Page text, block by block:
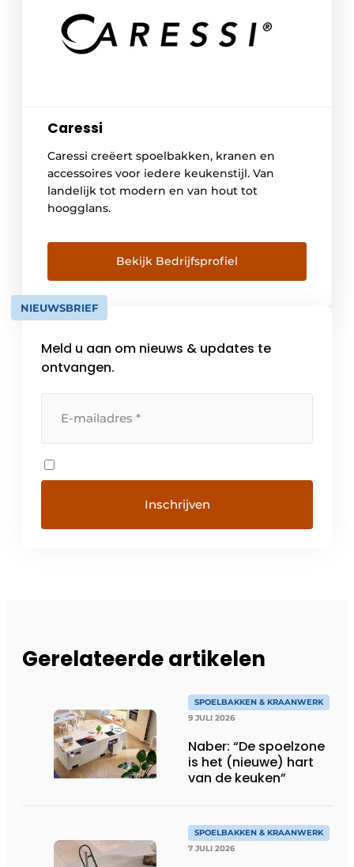
Caressi
Caressi creëert spoelbakken, kranen en
accessoires voor iedere keukenstijl. Van
landelijk tot modern en van hout tot
hoogglans.
Bekijk Bedrijfsprofiel
NIEUWSBRIEF
Meld u aan om nieuws & updates te
ontvangen.
Gerelateerde artikelen
SPOELBAKKEN & KRAANWERK
9 JULI 2026
Naber: “De spoelzone
is het (nieuwe) hart
van de keuken”
SPOELBAKKEN & KRAANWERK
7 JULI 2026